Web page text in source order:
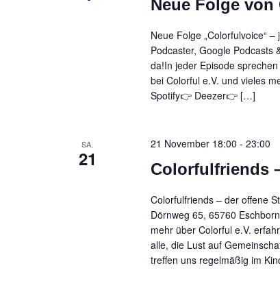
Neue Folge
Neue Folge „Colorfulvoice“
Podcaster, Google Podcasts
da!In jeder Episode
bei Colorful e.V. und vieles
Spotify👉 Deezer👉 […]
SA.
21 Colorfulfriends
21 November 18:00 - 23:00
Colorfulfriends – der offene
Dörnweg 65, 65760
mehr über Colorful e.V.
alle, die Lust auf
treffen uns regelmäßig im